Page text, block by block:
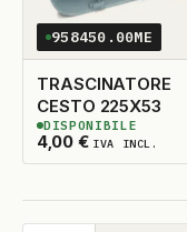
958450.00ME
TRASCINATORE
CESTO 225X53
4,00 € IVA INCL.
9DISPONIBILI
DISPONIBILE